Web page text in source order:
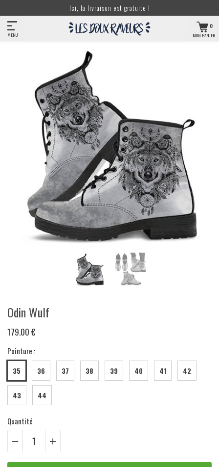
Ici, la livraison est gratuite !
0
MON PANIER
MENU
Odin Wulf
179.00 €
Pointure :
35 36 37 38 39 40 41 42
43 44
Quantité